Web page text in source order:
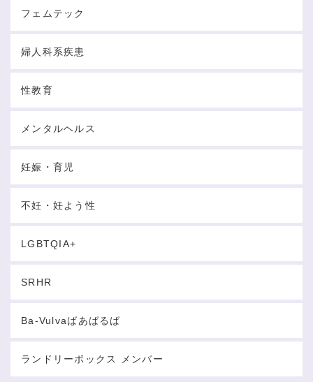
フェムテック
婦人科系疾患
性教育
メンタルヘルス
妊娠・育児
不妊・妊よう性
LGBTQIA+
SRHR
Ba-Vulvaばあばるば
ランドリーボックス メンバー